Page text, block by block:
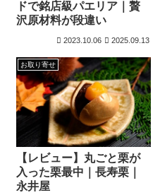
ドで銘店級パエリア｜贅
沢原材料が段違い
2023.10.06 2025.09.13
お取り寄せ
【レビュー】丸ごと栗が
入った栗最中｜長寿栗｜
永井屋